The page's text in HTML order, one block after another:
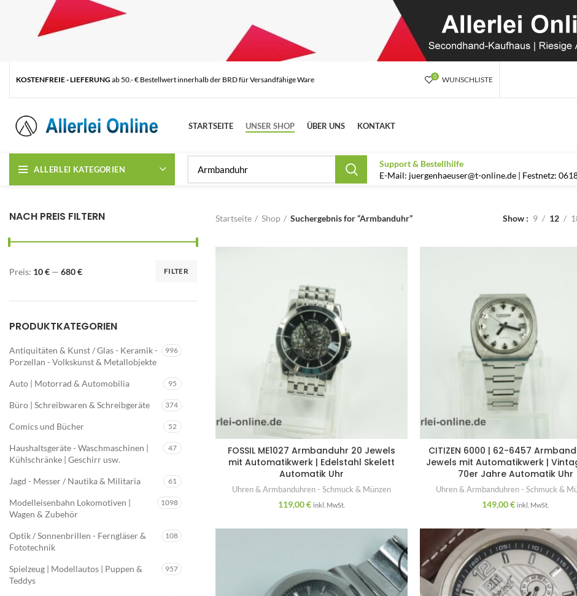
KOSTENFREIE - LIEFERUNG ab 50.- € Bestellwert innerhalb der BRD für Versandfähige Ware 0 WUNSCHLISTE
STARTSEITE UNSER SHOP ÜBER UNS KONTAKT
ALLERLEI KATEGORIEN
Support & Bestellhilfe
E-Mail: juergenhaeuser@t-online.de | Festnetz:
NACH PREIS FILTERN
FILTER
Preis: 10 € — 680 €
PRODUKTKATEGORIEN
Antiquitäten & Kunst / Glas - Keramik -
Porzellan - Volkskunst & Metallobjekte
996
Auto | Motorrad & Automobilia 95
Büro | Schreibwaren & Schreibgeräte 374
Comics und Bücher 52
Haushaltsgeräte - Waschmaschinen |
Kühlschränke | Geschirr usw.
47
Jagd - Messer / Nautika & Militaria 61
Modelleisenbahn Lokomotiven |
Wagen & Zubehör
1098
Optik / Sonnenbrillen - Ferngläser &
Fototechnik
108
Spielzeug | Modellautos | Puppen &
Teddys
957
Startseite Shop Suchergebnis for “Armbanduhr” Show 9 12
FOSSIL ME1027 Armbanduhr 20 Jewels
mit Automatikwerk | Edelstahl Skelett
Automatik Uhr
Uhren & Armbanduhren - Schmuck & Münzen
119,00€ inkl. MwSt.
CITIZEN 6000 | 62-6457
Jewels mit Automatikwerk |
70er Jahre Automatik Uhr
Uhren & Armbanduhren - Schmuck &
149,00€ inkl. MwSt.